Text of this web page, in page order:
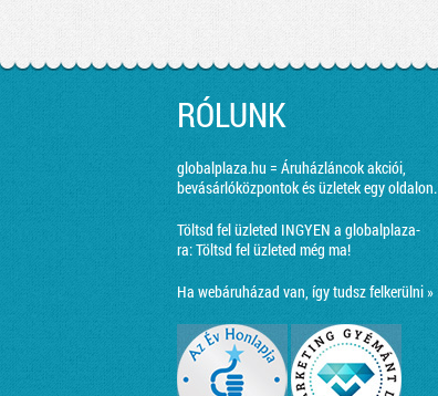
RÓLUNK
globalplaza.hu = Áruházláncok akciói,
bevásárlóközpontok és üzletek egy oldalon.
Töltsd fel üzleted INGYEN a globalplaza-
ra:Töltsd fel üzleted még ma!
Ha webáruházad van, így tudsz felkerülni »